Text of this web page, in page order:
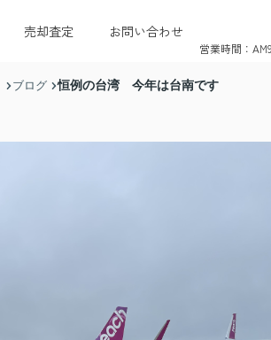
売却査定 お問い合わせ
営業時間：
ブログ 恒例の台湾 今年は台南です